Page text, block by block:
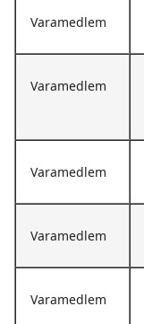
Varamedlem
Varamedlem
Varamedlem
Varamedlem
Varamedlem